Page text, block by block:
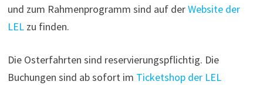
und zum Rahmenprogramm sind auf derWebsite der
LELzu finden.
Die Osterfahrten sind reservierungspflichtig. Die
Buchungen sind ab sofort im Ticketshop der LEL